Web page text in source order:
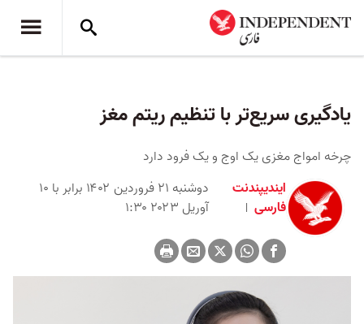
یادگیری سریع‌تر با تنظیم ریتم مغز
چرخه امواج مغزی یک اوج و یک فرود دارد
ایندیپندنت
فارسی
دوشنبه ۲۱ فروردین ۱۴۰۲ برابر با ۱۰
آوریل ۲۰۲۳ ۱:۳۰